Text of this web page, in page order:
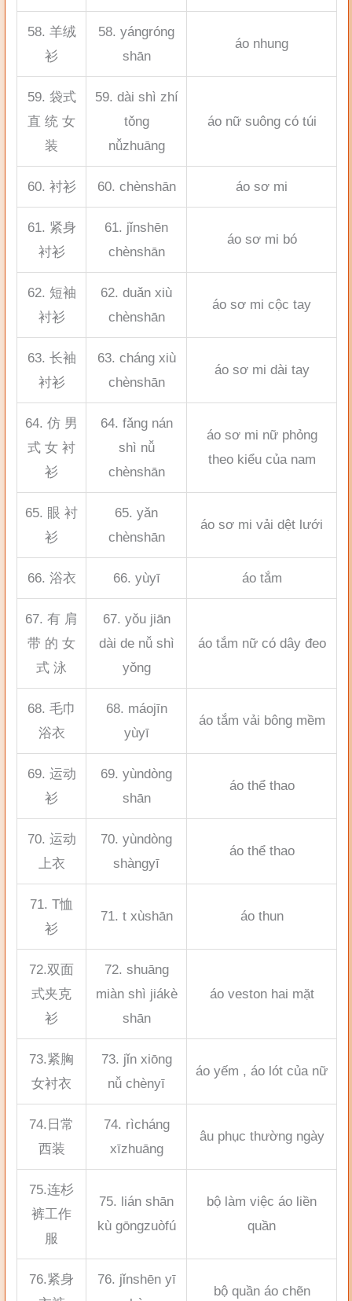
58. 羊绒
衫
58. yángróng
shān
áo nhung
59. 袋式
直 统 女
装
59. dài shì zhí
tǒng
nǚzhuāng
áo nữ suông có túi
60. 衬衫 60. chènshān áo sơ mi
61. 紧身
衬衫
61. jǐnshēn
chènshān
áo sơ mi bó
62. 短袖
衬衫
62. duǎn xiù
chènshān
áo sơ mi cộc tay
63. 长袖
衬衫
63. cháng xiù
chènshān
áo sơ mi dài tay
64. 仿 男
式 女 衬
衫
64. fǎng nán
shì nǚ
chènshān
áo sơ mi nữ phỏng
theo kiểu của nam
65. 眼 衬
衫
65. yǎn
chènshān
áo sơ mi vải dệt lưới
66. 浴衣 66. yùyī áo tắm
67. 有 肩
带 的 女
式 泳
67. yǒu jiān
dài de nǚ shì
yǒng
áo tắm nữ có dây đeo
68. 毛巾
浴衣
68. máojīn
yùyī
áo tắm vải bông mềm
69. 运动
衫
69. yùndòng
shān
áo thể thao
70. 运动
上衣
70. yùndòng
shàngyī
áo thể thao
71. T恤
衫
71. t xùshān áo thun
72.双面
式夹克
衫
72. shuāng
miàn shì jiákè
shān
áo veston hai mặt
73.紧胸
女衬衣
73. jǐn xiōng
nǚ chènyī
áo yếm , áo lót của nữ
74.日常
西装
74. rìcháng
xīzhuāng
âu phục thường ngày
75.连杉
裤工作
服
75. lián shān
kù gōngzuòfú
bộ làm việc áo liền
quần
76.紧身
76. jǐnshēn yī
bộ quần áo chẽn